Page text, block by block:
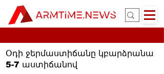
Օդի ջերմաստիճանը կբարձրանա
5-7 աստիճանով